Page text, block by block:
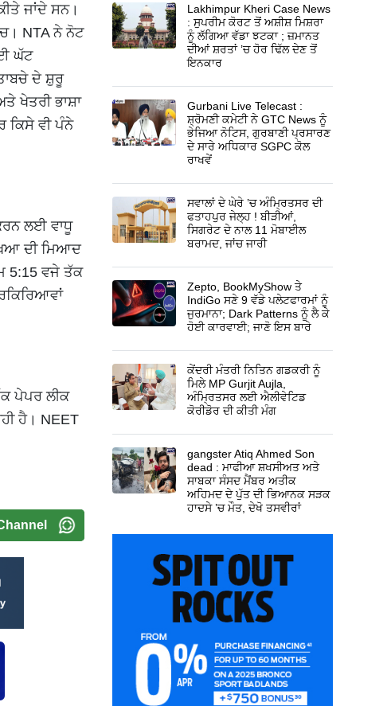
ਜਾਂਦੇ ਸਨ।
NTA ਨੇ ਨੋਟ
ਘੱਟ
ਦੇ ਸ਼ੁਰੂ
ਖੇਤਰੀ ਭਾਸ਼ਾ
ਕਿਸੇ ਵੀ ਪੰਨੇ
ਲਈ ਵਾਧੂ
ਦੀ ਮਿਆਦ
5:15 ਵਜੇ ਤੱਕ
ਪੇਪਰ ਲੀਕ
ਹੈ। NEET
Lakhimpur Kheri Case News
: ਸੁਪਰੀਮ ਕੋਰਟ ਤੋਂ ਅਸ਼ੀਸ਼ ਮਿਸ਼ਰਾ
ਨੂੰ ਲੱਗਿਆ ਵੱਡਾ ਝਟਕਾ ; ਜ਼ਮਾਨਤ
ਦੀਆਂ ਸ਼ਰਤਾਂ ’ਚ ਹੋਰ ਢਿੱਲ ਦੇਣ ਤੋਂ
ਇਨਕਾਰ
Gurbani Live Telecast :
ਸ਼੍ਰੋਮਣੀ ਕਮੇਟੀ ਨੇ GTC News ਨੂੰ
ਭੇਜਿਆ ਨੋਟਿਸ, ਗੁਰਬਾਣੀ ਪ੍ਰਸਾਰਣ
ਦੇ ਸਾਰੇ ਅਧਿਕਾਰ SGPC ਕੋਲ
ਰਾਖਵੇਂ
ਸਵਾਲਾਂ ਦੇ ਘੇਰੇ ’ਚ ਅੰਮ੍ਰਿਤਸਰ ਦੀ
ਫਤਾਹਪੁਰ ਜੇਲ੍ਹ ! ਬੀੜੀਆਂ,
ਸਿਗਰੇਟ ਦੇ ਨਾਲ 11 ਮੋਬਾਈਲ
ਬਰਾਮਦ, ਜਾਂਚ ਜਾਰੀ
Zepto, BookMyShow ਤੇ
IndiGo ਸਣੇ 9 ਵੱਡੇ ਪਲੇਟਫਾਰਮਾਂ ਨੂੰ
ਜੁਰਮਾਨਾ; Dark Patterns ਨੂੰ ਲੈ ਕੇ
ਹੋਈ ਕਾਰਵਾਈ; ਜਾਣੋ ਇਸ ਬਾਰੇ
ਕੇਂਦਰੀ ਮੰਤਰੀ ਨਿਤਿਨ ਗਡਕਰੀ ਨੂੰ
ਮਿਲੇ MP Gurjit Aujla,
ਅੰਮ੍ਰਿਤਸਰ ਲਈ ਐਲੀਵੇਟਿਡ
ਕੋਰੀਡੋਰ ਦੀ ਕੀਤੀ ਮੰਗ
gangster Atiq Ahmed Son
dead : ਮਾਫੀਆ ਸ਼ਖਸੀਅਤ ਅਤੇ
ਸਾਬਕਾ ਸੰਸਦ ਮੈਂਬਰ ਅਤੀਕ
ਅਹਿਮਦ ਦੇ ਪੁੱਤ ਦੀ ਭਿਆਨਕ ਸੜਕ
ਹਾਦਸੇ ’ਚ ਮੌਤ, ਦੇਖੋ ਤਸਵੀਰਾਂ